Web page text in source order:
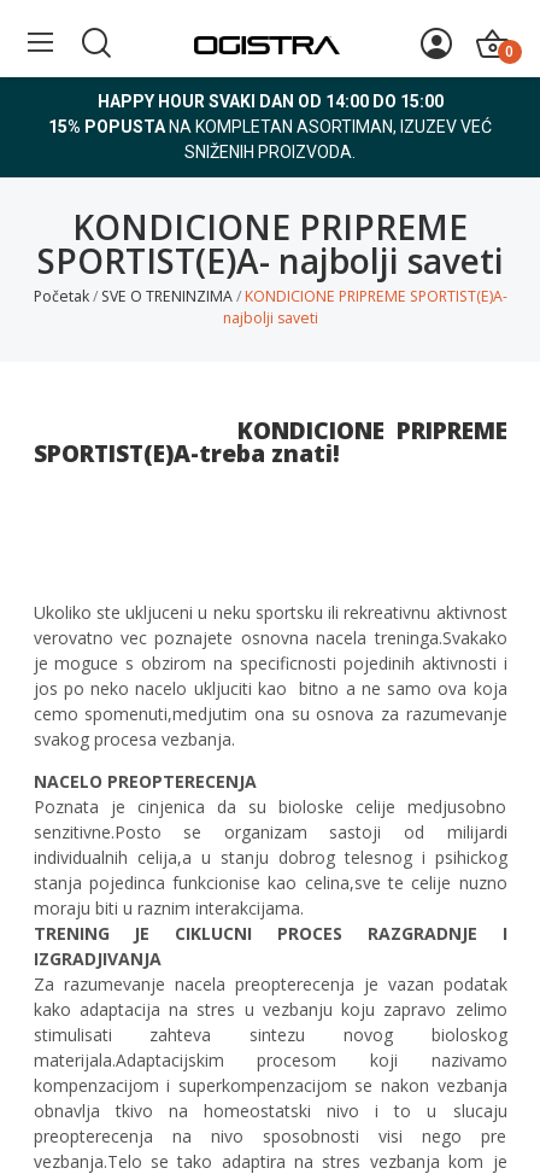
0
HAPPY HOUR SVAKI DAN OD 14:00 DO 15:00
15% POPUSTA NA KOMPLETAN ASORTIMAN, IZUZEV VEĆ
SNIŽENIH PROIZVODA.
KONDICIONE PRIPREME
SPORTIST(E)A- najbolji saveti
Početak SVE O TRENINZIMA
KONDICIONE PRIPREME SPORTIST(E)A-
najbolji saveti
KONDICIONE PRIPREME
SPORTIST(E)A-treba znati!
Ukoliko ste ukljuceni u neku sportsku ili rekreativnu aktivnost
verovatno vec poznajete osnovna nacela treninga.Svakako
je moguce s obzirom na specificnosti pojedinih aktivnosti i
jos po neko nacelo ukljuciti kao bitno a ne samo ova koja
cemo spomenuti,medjutim ona su osnova za razumevanje
svakog procesa vezbanja.
NACELO PREOPTERECENJA
Poznata je cinjenica da su bioloske celije medjusobno
senzitivne.Posto se organizam sastoji od milijardi
individualnih celija,a u stanju dobrog telesnog i psihickog
stanja pojedinca funkcionise kao celina,sve te celije nuzno
moraju biti u raznim interakcijama.
TRENING JE CIKLUCNI PROCES RAZGRADNJE I
IZGRADJIVANJA
Za razumevanje nacela preopterecenja je vazan podatak
kako adaptacija na stres u vezbanju koju zapravo zelimo
stimulisati zahteva sintezu novog bioloskog
materijala.Adaptacijskim procesom koji nazivamo
kompenzacijom i superkompenzacijom se nakon vezbanja
obnavlja tkivo na homeostatski nivo i to u slucaju
preopterecenja na nivo sposobnosti visi nego pre
vezbanja.Telo se tako adaptira na stres vezbanja kom je